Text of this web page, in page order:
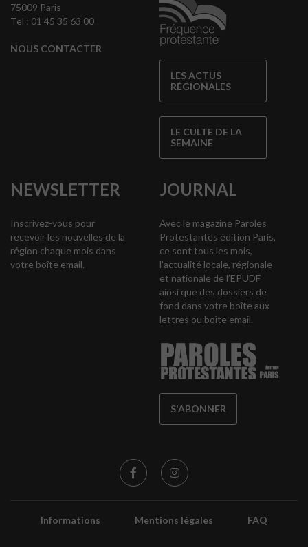
75009 Paris
Tel : 01 45 35 63 00
NOUS CONTACTER
LES ACTUS
RÉGIONALES
LE CULTE DE LA
SEMAINE
NEWSLETTER
Inscrivez-vous pour
recevoir les nouvelles de la
région chaque mois dans
votre boîte email.
JOURNAL
Avec le magazine Paroles
Protestantes édition Paris,
ce sont tous les mois,
l’actualité locale, régionale
et nationale de l’EPUDF
ainsi que des dossiers de
fond dans votre boîte aux
lettres ou boîte email.
S'ABONNER
Informations Mentions légales FAQ